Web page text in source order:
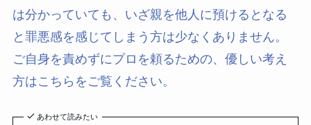
は分かっていても、いざ親を他人に預けるとなる
と罪悪感を感じてしまう方は少なくありません。
ご自身を責めずにプロを頼るための、優しい考え
方はこちらをご覧ください。
あわせて読みたい